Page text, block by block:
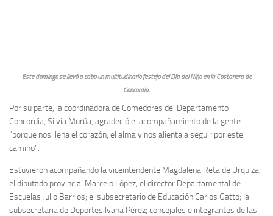
Este domingo se llevó a cabo un multitudinario festejo del Día del Niño en la Costanera de
Concordia.
Por su parte, la coordinadora de Comedores del Departamento
Concordia, Silvia Murúa, agradeció el acompañamiento de la gente
“porque nos llena el corazón, el alma y nos alienta a seguir por este
camino”.
Estuvieron acompañando la viceintendente Magdalena Reta de Urquiza;
el diputado provincial Marcelo López; el director Departamental de
Escuelas Julio Barrios; el subsecretario de Educación Carlos Gatto; la
subsecretaria de Deportes Ivana Pérez; concejales e integrantes de las